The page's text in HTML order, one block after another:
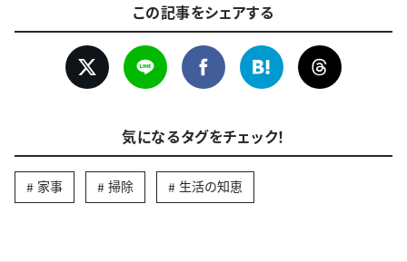
この記事をシェアする
気になるタグをチェック！
家事 掃除 生活の知恵